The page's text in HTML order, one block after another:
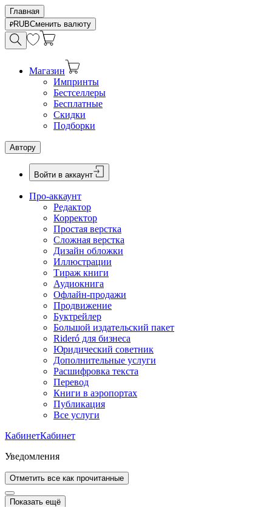
Главная
RUBСменить валюту
Магазин
Импринты
Бестселлеры
Бесплатные
Скидки
Подборки
Автору
Войти в аккаунт
Про-аккаунт
Редактор
Корректор
Простая верстка
Сложная верстка
Дизайн обложки
Иллюстрации
Тираж книги
Аудиокнига
Офлайн-продажи
Продвижение
Буктрейлер
Большой издательский пакет
Rideró для бизнеса
Юридический советник
Дополнительные услуги
Расшифровка текста
Перевод
Книги в аэропортах
Публикация
Все услуги
КабинетКабинет
Уведомления
Отметить все как прочитанные
Показать ещё